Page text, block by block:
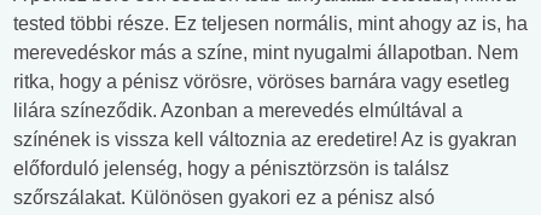
tested többi része. Ez teljesen normális, mint ahogy az is, ha
merevedéskor más a színe, mint nyugalmi állapotban. Nem
ritka, hogy a pénisz vörösre, vöröses barnára vagy esetleg
lilára színeződik. Azonban a merevedés elmúltával a
színének is vissza kell változnia az eredetire! Az is gyakran
előforduló jelenség, hogy a pénisztörzsön is találsz
szőrszálakat. Különösen gyakori ez a pénisz alsó